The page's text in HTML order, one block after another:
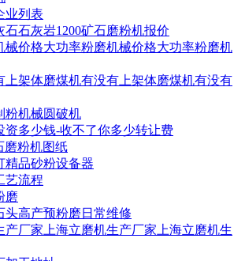
业列表
石石灰岩1200矿石磨粉机报价
械价格大功率粉磨机械价格大功率粉磨机
上架体磨煤机有没有上架体磨煤机有没有
粉机械圆破机
资多少钱-收不了你多少转让费
磨粉机图纸
精品砂粉设备器
艺流程
磨
头高产预粉磨日常维修
产厂家上海立磨机生产厂家上海立磨机生